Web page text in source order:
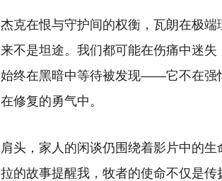
克在恨与守护间的权衡，瓦朗在极端
不是坦途。我们都可能在伤痛中迷
终在黑暗中等待被发现——它不在强
修复的勇气中。
头，家人的闲谈仍围绕着影片中的
的故事提醒我，牧者的使命不仅是传